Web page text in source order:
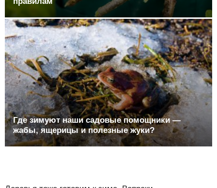
Где зимуют наши садовые помощники —
жабы, ящерицы и полезные жуки?